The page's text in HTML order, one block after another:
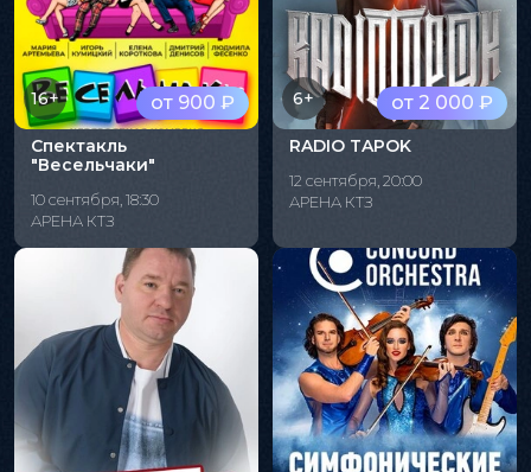
от 900 ₽
16+
Спектакль
"Весельчаки"
10 сентября, 18:30
АРЕНА КТЗ
от 2 000 ₽
6+
RADIO TAPOK
12 сентября, 20:00
АРЕНА КТЗ